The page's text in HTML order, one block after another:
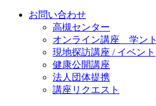
お問い合わせ
高槻センター
オンライン講座 学ント
現地探訪講座 / イベント
健康公開講座
法人団体提携
講座リクエスト